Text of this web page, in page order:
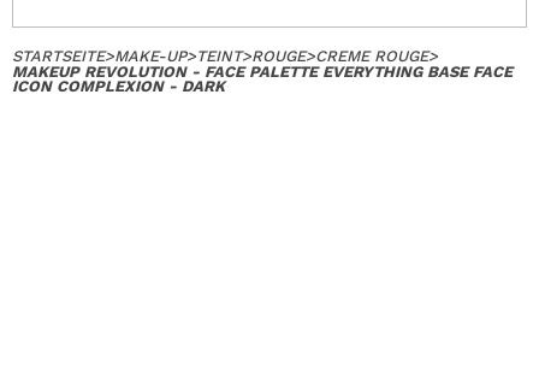
STARTSEITE>MAKE-UP>TEINT>ROUGE>CREME ROUGE>
MAKEUP REVOLUTION - FACE PALETTE EVERYTHING BASE FACE
ICON COMPLEXION - DARK